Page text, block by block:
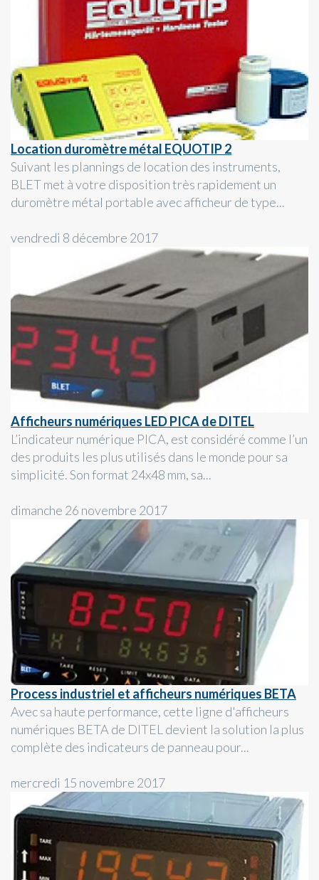
Location duromètre métal EQUOTIP 2
Suivant les plannings de location des instruments,
BLET met à votre disposition très rapidement un
duromètre métal portable avec afficheur de type...
vendredi 8 décembre 2017
Afficheurs numériques LED PICA de DITEL
L’indicateur numérique PICA, est considéré comme l’un
des produits les plus utilisés dans le monde pour sa
simplicité. Son format 24x48 mm, sa...
dimanche 26 novembre 2017
Process industriel et afficheurs numériques BETA
Avec sa haute performance, cette ligne d'afficheurs
numériques BETA de DITEL devient la solution la plus
complète des indicateurs de panneau pour...
mercredi 15 novembre 2017